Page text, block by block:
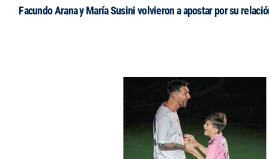
Facundo Arana y María Susini volvieron a apostar por su